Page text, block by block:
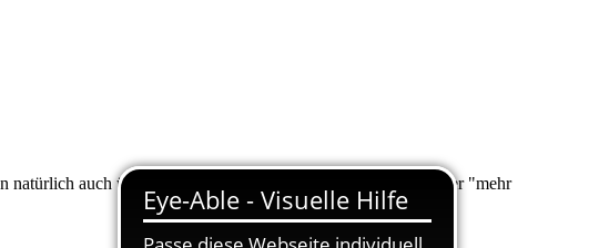
natürlich auch über "Suche" nach Ihrem Anliegen suchen. Unter "mehr